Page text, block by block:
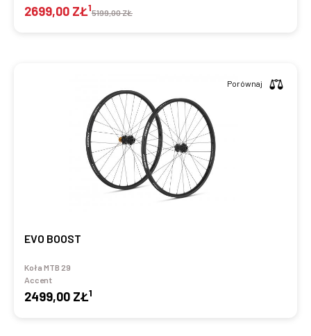
2699,00 ZŁ15199,00 ZŁ
EVO BOOST
Koła MTB 29
Accent
2499,00 ZŁ1
Porównaj